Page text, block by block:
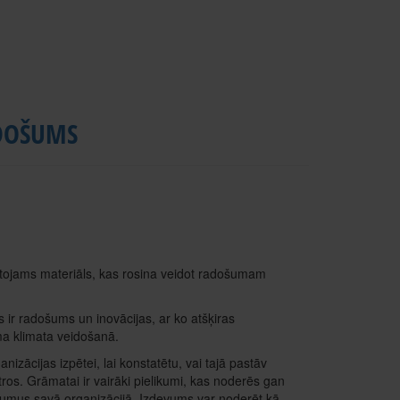
materiāls, kas rosina veidot radošumam
radošums un inovācijas, ar ko atšķiras
klimata veidošanā.
izpētei, lai konstatētu, vai tajā pastāv
Grāmatai ir vairāki pielikumi, kas noderēs gan